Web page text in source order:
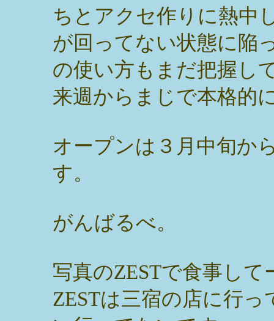
ちとアクセ作りに熱中
が回ってない状態に陥
の使い方もまだ把握し
来週からまじで本格的
オープンは３月中旬か
す。
がんばるべ。
写真のZESTで食事して
ZESTは三宿の店に行